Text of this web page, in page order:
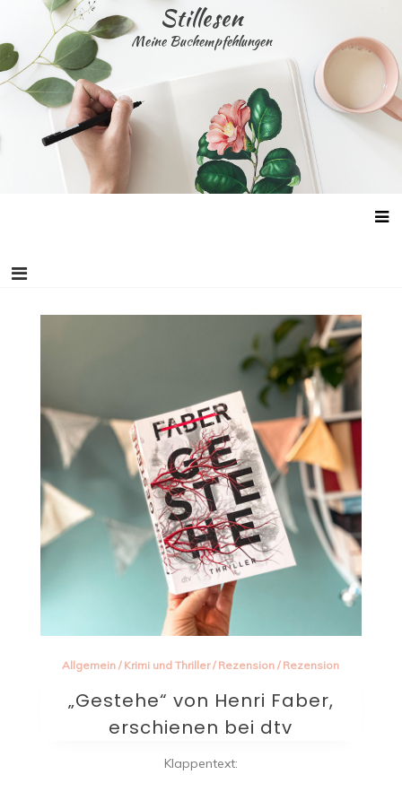
content
Stillesen
Meine Buchempfehlungen
Allgemein / Krimi und Thriller/ Rezension / Rezension
„Gestehe“ von Henri Faber,
erschienen bei dtv
Klappentext: